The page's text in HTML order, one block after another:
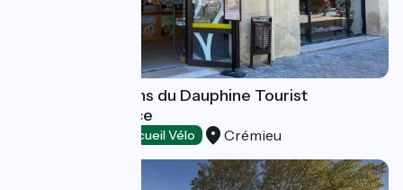
Crémieu - Balcons du Dauphine Tourist
Information Office
Accueil Vélo Crémieu